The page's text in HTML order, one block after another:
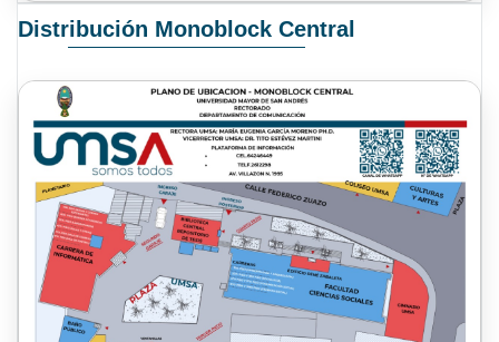
Distribución Monoblock Central